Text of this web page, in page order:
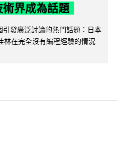
界成為話題
發廣泛討論的熱門話題：日本
林在完全沒有編程經驗的情況